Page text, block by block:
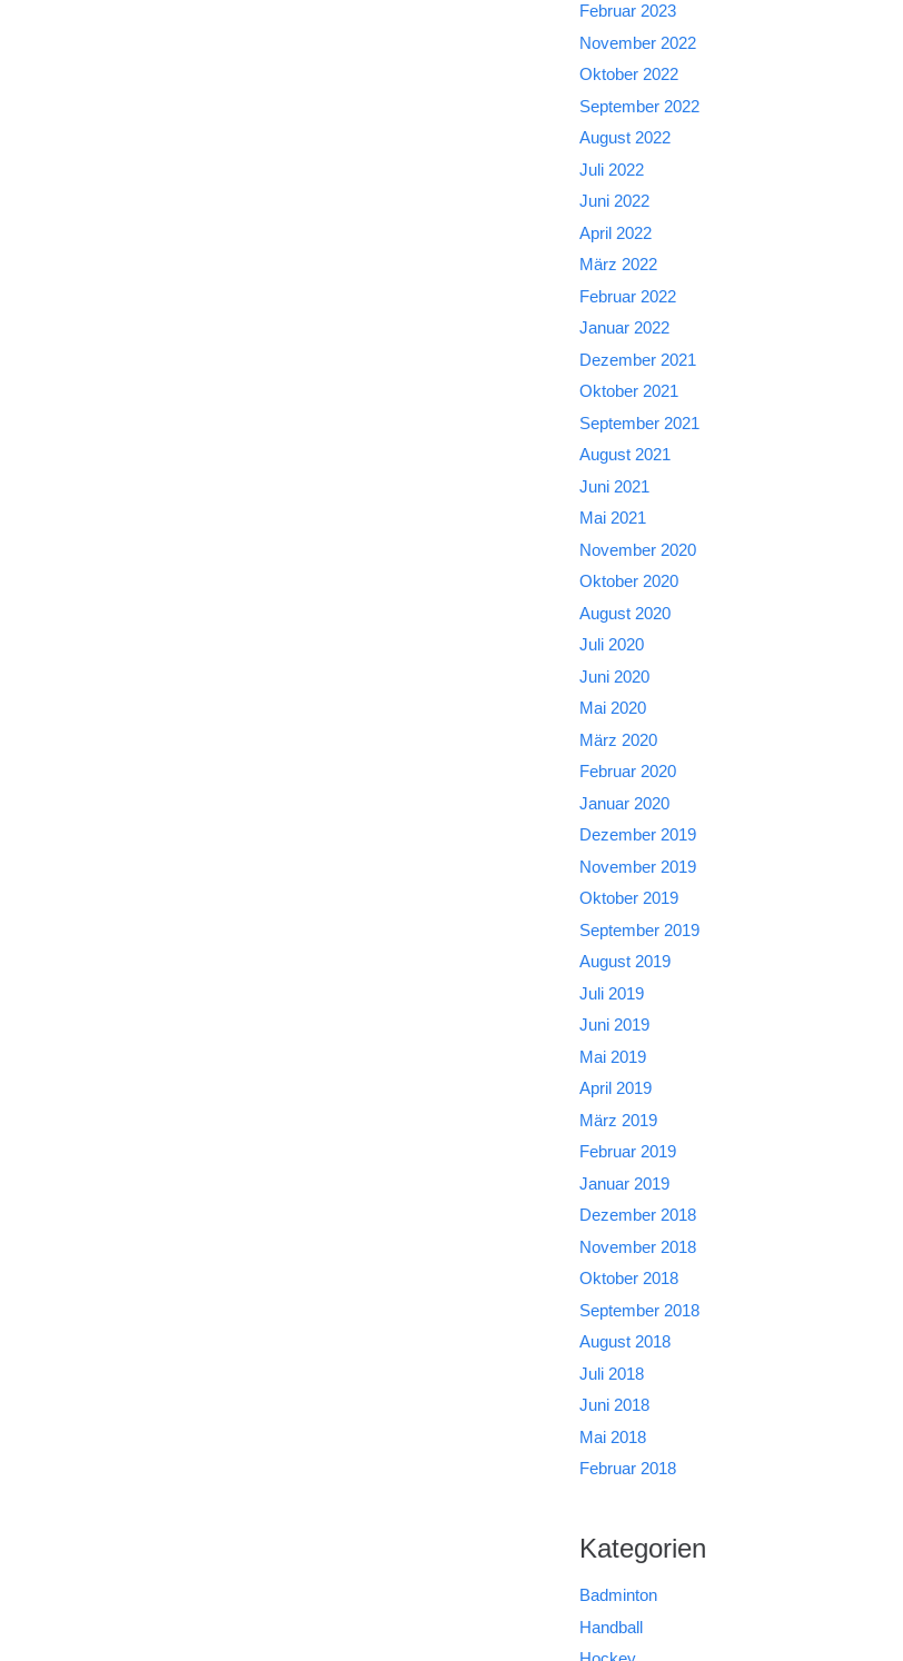
Februar 2023
November 2022
Oktober 2022
September 2022
August 2022
Juli 2022
Juni 2022
April 2022
März 2022
Februar 2022
Januar 2022
Dezember 2021
Oktober 2021
September 2021
August 2021
Juni 2021
Mai 2021
November 2020
Oktober 2020
August 2020
Juli 2020
Juni 2020
Mai 2020
März 2020
Februar 2020
Januar 2020
Dezember 2019
November 2019
Oktober 2019
September 2019
August 2019
Juli 2019
Juni 2019
Mai 2019
April 2019
März 2019
Februar 2019
Januar 2019
Dezember 2018
November 2018
Oktober 2018
September 2018
August 2018
Juli 2018
Juni 2018
Mai 2018
Februar 2018
Kategorien
Badminton
Handball